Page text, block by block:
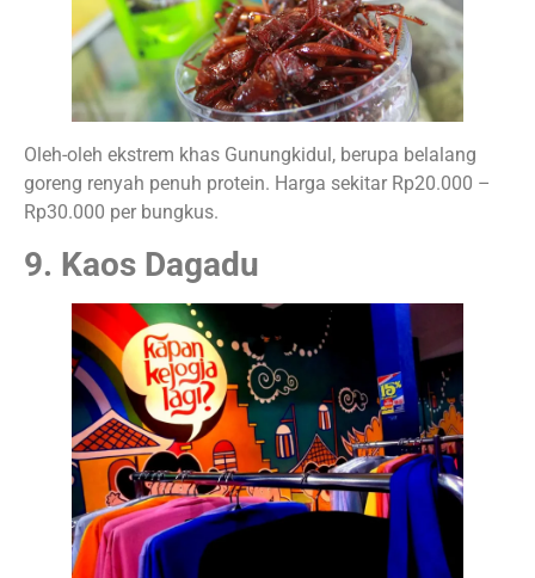
Oleh-oleh ekstrem khas Gunungkidul, berupa belalang
goreng renyah penuh protein. Harga sekitar Rp20.000 –
Rp30.000 per bungkus.
9. Kaos Dagadu